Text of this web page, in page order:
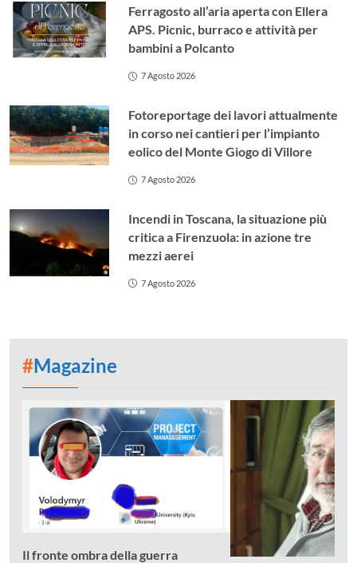
Ferragosto all’aria aperta con Ellera
APS. Picnic, burraco e attività per
bambini a Polcanto
7 Agosto 2026
Fotoreportage dei lavori attualmente
in corso nei cantieri per l’impianto
eolico del Monte Giogo di Villore
7 Agosto 2026
Incendi in Toscana, la situazione più
critica a Firenzuola: in azione tre
mezzi aerei
7 Agosto 2026
#Magazine
Il fronte ombra della guerra